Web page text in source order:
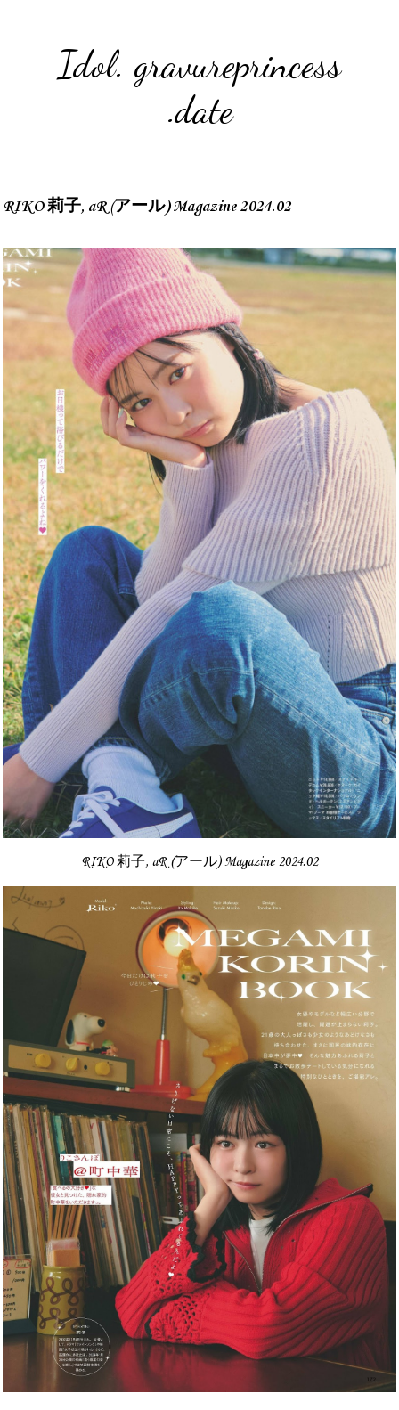
Idol. gravureprincess
.date
RIKO 莉子, aR (アール) Magazine 2024.02
RIKO 莉子, aR (アール) Magazine 2024.02